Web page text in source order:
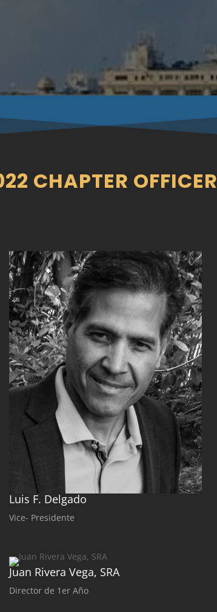
CHAPTER
Luis F. Delgado
Vice- Presidente
Juan Rivera Vega, SRA
Director de 1er Año